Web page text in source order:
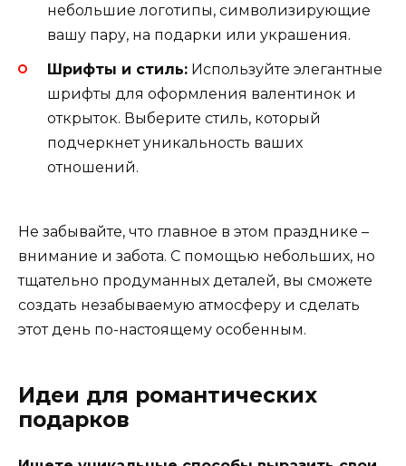
небольшие логотипы, символизирующие
вашу пару, на подарки или украшения.
Шрифты и стиль: Используйте элегантные
шрифты для оформления валентинок и
открыток. Выберите стиль, который
подчеркнет уникальность ваших
отношений.
Не забывайте, что главное в этом празднике –
внимание и забота. С помощью небольших, но
тщательно продуманных деталей, вы сможете
создать незабываемую атмосферу и сделать
этот день по-настоящему особенным.
Идеи для романтических
подарков